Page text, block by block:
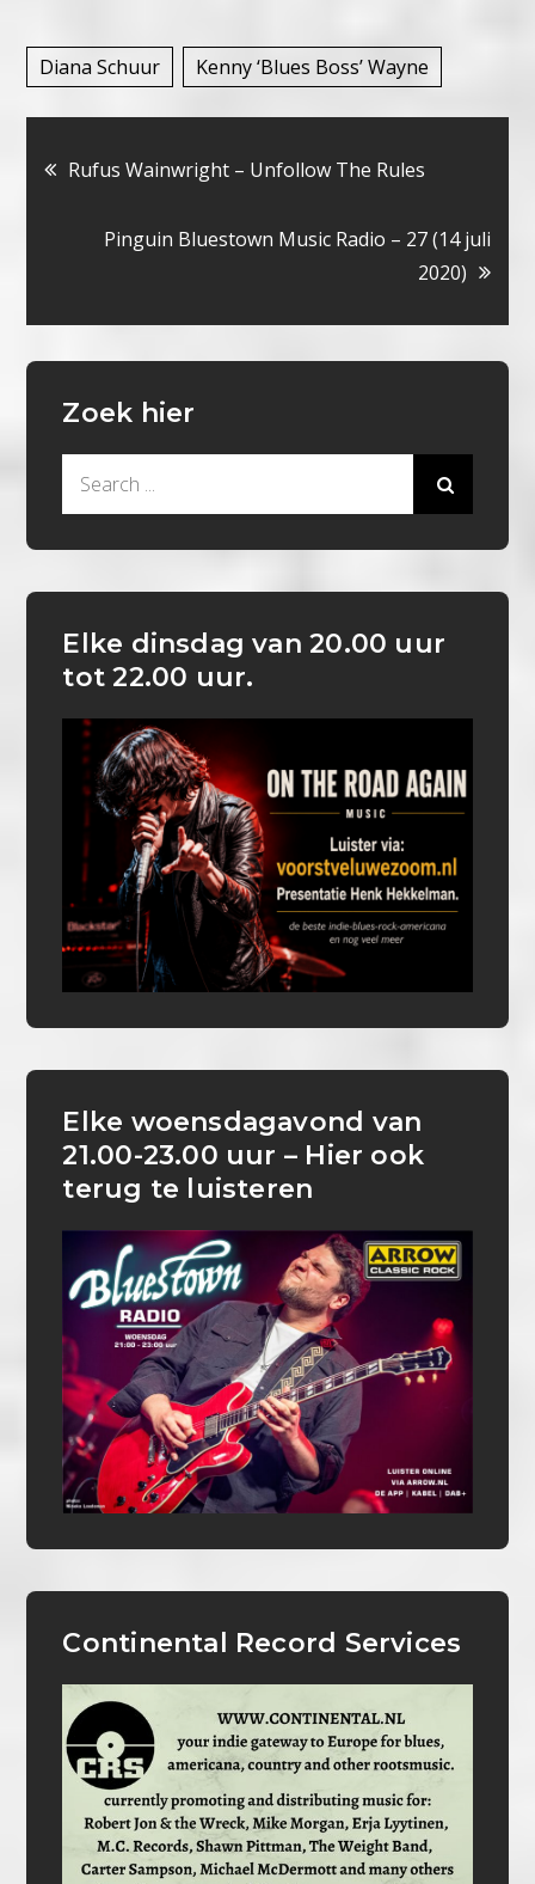
Diana Schuur Kenny ‘Blues Boss’ Wayne
Bericht
navigatie
Rufus Wainwright – Unfollow The Rules
Pinguin Bluestown Music Radio – 27 (14 juli
2020)
Zoek hier
Elke dinsdag van 20.00 uur
tot 22.00 uur.
Elke woensdagavond van
21.00-23.00 uur – Hier ook
terug te luisteren
Continental Record Services